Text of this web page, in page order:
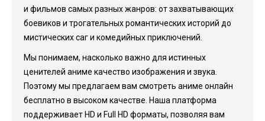
и фильмов самых разных жанров: от захватывающих
боевиков и трогательных романтических историй до
мистических саг и комедийных приключений.
Мы понимаем, насколько важно для истинных
ценителей аниме качество изображения и звука.
Поэтому мы предлагаем вам смотреть аниме онлайн
бесплатно в высоком качестве. Наша платформа
поддерживает HD и Full HD форматы, позволяя вам